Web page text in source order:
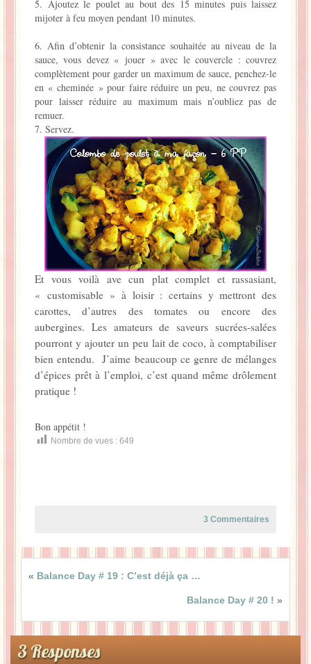
5. Ajoutez le poulet au bout des 15 minutes puis laissez
mijoter à feu moyen pendant 10 minutes.
6. Afin d’obtenir la consistance souhaitée au niveau de la
sauce, vous devez « jouer » avec le couvercle : couvrez
complètement pour garder un maximum de sauce, penchez-le
en « cheminée » pour faire réduire un peu, ne couvrez pas
pour laisser réduire au maximum mais n’oubliez pas de
remuer.
7. Servez.
Et vous voilà ave cun plat complet et rassasiant,
« customisable » à loisir : certains y mettront des
carottes, d’autres des tomates ou encore des
aubergines. Les amateurs de saveurs sucrées-salées
pourront y ajouter un peu lait de coco, à comptabiliser
bien entendu. J’aime beaucoup ce genre de mélanges
d’épices prêt à l’emploi, c’est quand même drôlement
pratique !
Bon appétit !
Nombre de vues : 649
3 Commentaires
« Balance Day # 19 : C’est déjà ça …
Balance Day # 20 ! »
3 Responses